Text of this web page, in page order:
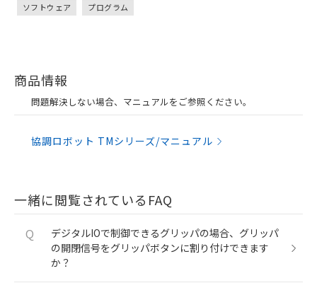
ソフトウェア プログラム
商品情報
問題解決しない場合、マニュアルをご参照ください。
協調ロボット TMシリーズ/マニュアル
一緒に閲覧されているFAQ
Q
デジタルIOで制御できるグリッパの場合、グリッパ
の開閉信号をグリッパボタンに割り付けできます
か？